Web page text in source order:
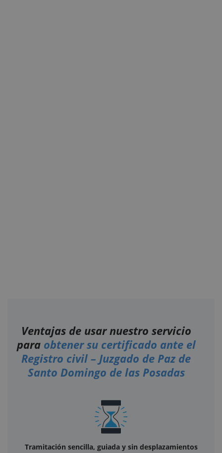
Ventajas de usar nuestro servicio
para obtener su certificado ante el
Registro civil – Juzgado de Paz de
Santo Domingo de las Posadas
Tramitación sencilla, guiada y sin desplazamientos